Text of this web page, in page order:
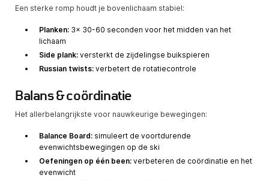
Een sterke romp houdt je bovenlichaam stabiel:
Planken: 3x 30-60 seconden voor het midden van het
lichaam
Side plank: versterkt de zijdelingse buikspieren
Russian twists: verbetert de rotatiecontrole
Balans & coördinatie
Het allerbelangrijkste voor nauwkeurige bewegingen:
Balance Board: simuleert de voortdurende
evenwichtsbewegingen op de ski
Oefeningen op één been: verbeteren de coördinatie en het
evenwicht